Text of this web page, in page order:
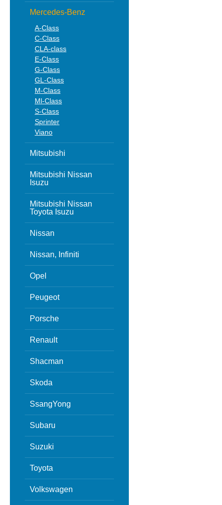
Mercedes-Benz
A-Class
C-Class
CLA-class
E-Class
G-Class
GL-Class
M-Class
Ml-Class
S-Class
Sprinter
Viano
Mitsubishi
Mitsubishi Nissan
Isuzu
Mitsubishi Nissan
Toyota Isuzu
Nissan
Nissan, Infiniti
Opel
Peugeot
Porsche
Renault
Shacman
Skoda
SsangYong
Subaru
Suzuki
Toyota
Volkswagen